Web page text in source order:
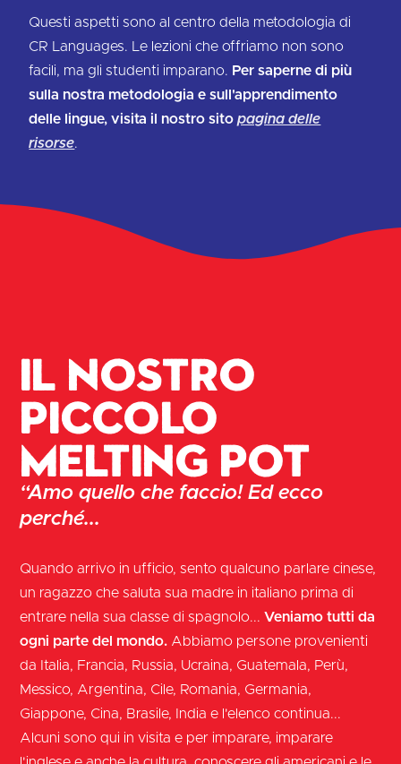
Questi aspetti sono al centro della metodologia di
CR Languages. Le lezioni che offriamo non sono
facili, ma gli studenti imparano. Per saperne di più
sulla nostra metodologia e sull'apprendimento
delle lingue, visita il nostro sitopagina delle
risorse.
Il nostro
piccolo
melting pot
“Amo quello che faccio! Ed ecco
perché...
Quando arrivo in ufficio, sento qualcuno parlare cinese,
un ragazzo che saluta sua madre in italiano prima di
entrare nella sua classe di spagnolo...Veniamo tutti da
ogni parte del mondo. Abbiamo persone provenienti
da Italia, Francia, Russia, Ucraina, Guatemala, Perù,
Messico, Argentina, Cile, Romania, Germania,
Giappone, Cina, Brasile, India e l'elenco continua...
Alcuni sono qui in visita e per imparare, imparare